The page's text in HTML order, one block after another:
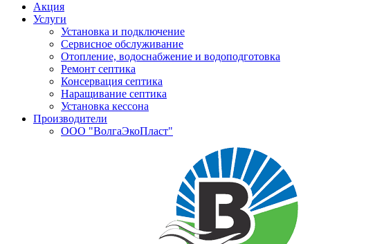
Акция
Услуги
Установка и подключение
Cервисное обслуживание
Отопление, водоснабжение и водоподготовка
Ремонт септика
Консервация септика
Наращивание септика
Установка кессона
Производители
ООО "ВолгаЭкоПласт"